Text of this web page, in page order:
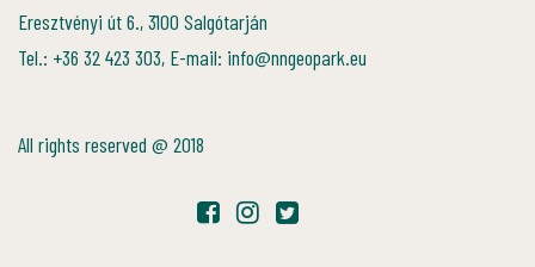
Eresztvényi út 6., 3100 Salgótarján
Tel.: +36 32 423 303, E-mail: info@nngeopark.eu
All rights reserved @ 2018